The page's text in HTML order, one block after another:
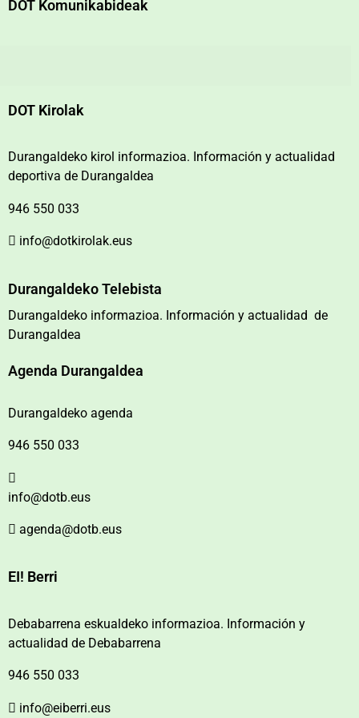
DOT Komunikabideak
DOT Kirolak
Durangaldeko kirol informazioa. Información y actualidad
deportiva de Durangaldea
946 550 033
info@dotkirolak.eus
Durangaldeko Telebista
Durangaldeko informazioa. Información y actualidad de
Durangaldea
Agenda Durangaldea
Durangaldeko agenda
946 550 033
info@dotb.eus
agenda@dotb.eus
EI! Berri
Debabarrena eskualdeko informazioa. Información y
actualidad de Debabarrena
946 550 033
info@eiberri.eus